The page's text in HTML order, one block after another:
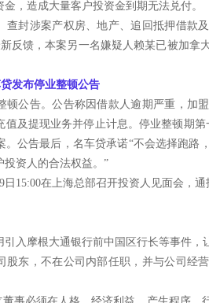
，造成大量客户投资金到期无法兑付。
查封涉案产权房、地产、追回抵押借款
反馈，本案另一名嫌疑人赖某已被加拿
发布停业整顿公告
顿公告。公告称因借款人逾期严重，加
及提现业务并停止计息。停业整顿期第
。公告最后，名车贷承诺“不会选择跑路
资人的合法权益。”
15:00在上海总部召开投资人见面会，通
入摩根大通银行前中国区行长等事件，
股东，不在公司内部任职，并与公司经